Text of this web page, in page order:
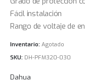
Fácil instalación
Rango de voltaje de
Inventario: Agotado
SKU: DH-PFM320-030
Dahua